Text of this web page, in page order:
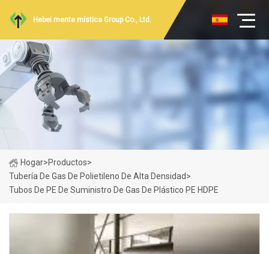
Hebei mente mística Group Co., Ltd.
Hogar>Productos>
Tubería De Gas De Polietileno De Alta Densidad>
Tubos De PE De Suministro De Gas De Plástico PE HDPE